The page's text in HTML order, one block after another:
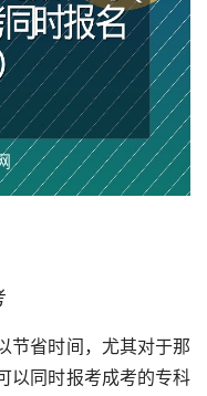
节省时间，尤其对于那
以同时报考成考的专科